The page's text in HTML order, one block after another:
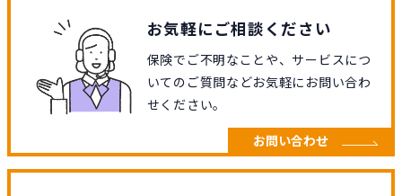
お気軽にご相談ください
保険でご不明なことや、サービスにつ
いてのご質問などお気軽にお問い合わ
せください。
お問い合わせ